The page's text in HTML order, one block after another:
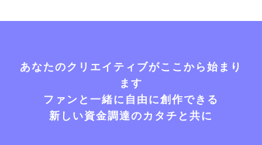
あなたのクリエイティブがここから始まり
ます
ファンと一緒に自由に創作できる
新しい資金調達のカタチと共に